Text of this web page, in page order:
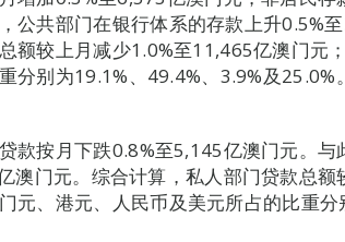
公共部门在银行体系的存款上升0.5%
额较上月减少1.0%至11,465亿澳门元
分别为19.1%、49.4%、3.9%及25.0%。
款按月下跌0.8%至5,145亿澳门元。
澳门元。综合计算，私人部门贷款总
元、港元、人民币及美元所占的比重